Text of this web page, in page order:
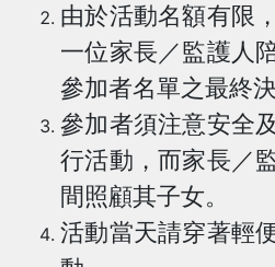
由於活動名額有限
一位家長／監護人
參加者名單之最終決
參加者須注意安全
行活動，而家長／
間照顧其子女。
活動當天請穿著輕